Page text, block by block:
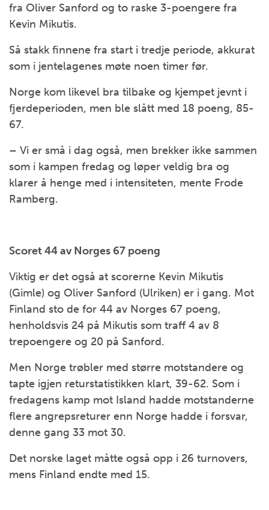
fra Oliver Sanford og to raske 3-poengere fra
Kevin Mikutis.
Så stakk finnene fra start i tredje periode, akkurat
som i jentelagenes møte noen timer før.
Norge kom likevel bra tilbake og kjempet jevnt i
fjerdeperioden, men ble slått med 18 poeng, 85-
67.
– Vi er små i dag også, men brekker ikke sammen
som i kampen fredag og løper veldig bra og
klarer å henge med i intensiteten, mente Frode
Ramberg.
Scoret 44 av Norges 67 poeng
Viktig er det også at scorerne Kevin Mikutis
(Gimle) og Oliver Sanford (Ulriken) er i gang. Mot
Finland sto de for 44 av Norges 67 poeng,
henholdsvis 24 på Mikutis som traff 4 av 8
trepoengere og 20 på Sanford.
Men Norge trøbler med større motstandere og
tapte igjen returstatistikken klart, 39-62. Som i
fredagens kamp mot Island hadde motstanderne
flere angrepsreturer enn Norge hadde i forsvar,
denne gang 33 mot 30.
Det norske laget måtte også opp i 26 turnovers,
mens Finland endte med 15.